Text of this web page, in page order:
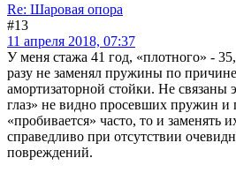
Re: Шаровая опора
#13
11 апреля 2018, 07:37
У меня стажа 41 год, «плотного» -
разу не заменял пружины по
амортизаторной стойки. Не связаны
глаз» не видно просевших пружин и
«пробивается» часто, то и заменять
справедливо при отсутствии
повреждений.